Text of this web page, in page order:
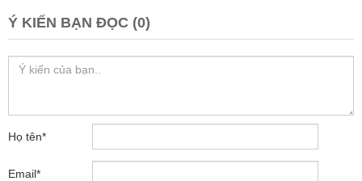
Ý KIẾN BẠN ĐỌC (0)
Họ tên*
Email*